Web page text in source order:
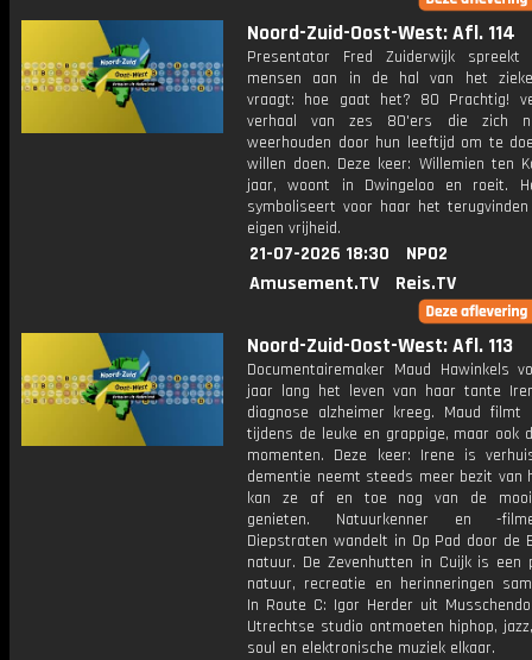
Noord-Zuid-Oost-West: Afl. 114
Presentator Fred Zuiderwijk spreekt
mensen aan in de hal van het
vraagt: hoe gaat het? 80 Prachtig!
verhaal van zes 80'ers die zich
weerhouden door hun leeftijd om te
willen doen. Deze keer: Willemien ten
jaar, woont in Dwingeloo en roeit.
symboliseert voor haar het
eigen vrijheid.
21-07-2026 18:30
NPO2
Amusement.TV
Reis.TV
Noord-Zuid-Oost-West: Afl. 113
Documentairemaker Maud Hawinkels
jaar lang het leven van haar tante
diagnose alzheimer kreeg. Maud filmt
tijdens de leuke en grappige, maar ook
momenten. Deze keer: Irene is
dementie neemt steeds meer bezit van
kan ze af en toe nog van de
genieten. Natuurkenner en -
Diepstraten wandelt in Op Pad door de
natuur. De Zevenhutten in Cuijk is een
natuur, recreatie en herinneringen
In Route C: Igor Herder uit
Utrechtse studio ontmoeten hiphop,
soul en elektronische muziek elkaar.